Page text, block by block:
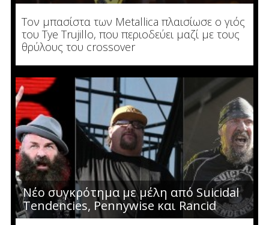
Τον μπασίστα των Metallica πλαισίωσε ο γιός
του Tye Trujillo, που περιοδεύει μαζί με τους
θρύλους του crossover
Νέο συγκρότημα με μέλη από Suicidal
Tendencies, Pennywise και Rancid